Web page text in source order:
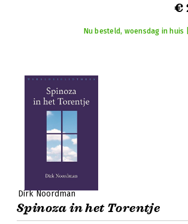
€
Nu besteld, woensdag in
Dirk Noordman
Spinoza in het Torentje